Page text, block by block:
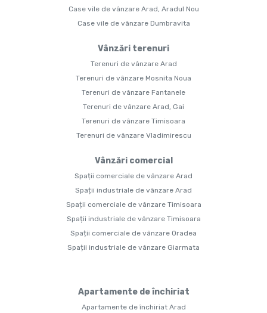
Case vile de vânzare Arad, Aradul Nou
Case vile de vânzare Dumbravita
Vânzări terenuri
Terenuri de vânzare Arad
Terenuri de vânzare Mosnita Noua
Terenuri de vânzare Fantanele
Terenuri de vânzare Arad, Gai
Terenuri de vânzare Timisoara
Terenuri de vânzare Vladimirescu
Vânzări comercial
Spații comerciale de vânzare Arad
Spații industriale de vânzare Arad
Spații comerciale de vânzare Timisoara
Spații industriale de vânzare Timisoara
Spații comerciale de vânzare Oradea
Spații industriale de vânzare Giarmata
Apartamente de închiriat
Apartamente de închiriat Arad